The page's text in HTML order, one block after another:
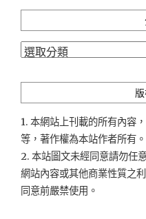
分
1. 本網站上刊載的所有內容
等，著作權為本站作者所有。
2. 本站圖文未經同意請勿任
網站內容或其他商業性質之
同意前嚴禁使用。